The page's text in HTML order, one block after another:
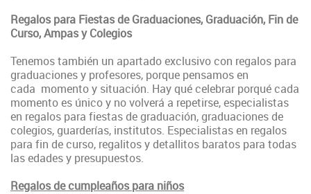
Regalos para Fiestas de Graduaciones, Graduación, Fin de
Curso, Ampas y Colegios
Tenemos también un apartado exclusivo con regalos para
graduaciones y profesores, porque pensamos en
cada momento y situación. Hay qué celebrar porqué cada
momento es único y no volverá a repetirse, especialistas
en regalos para fiestas de graduación, graduaciones de
colegios, guarderías, institutos. Especialistas en regalos
para fin de curso, regalitos y detallitos baratos para todas
las edades y presupuestos.
Regalos de cumpleaños para niños